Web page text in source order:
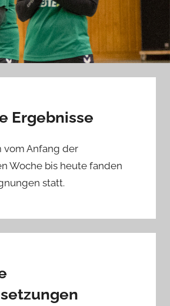
Ergebnisse
vom Anfang der
Woche bis heute fanden
statt.